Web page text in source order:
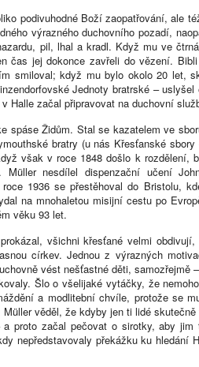
podivuhodné Boží zaopatřování, ale
výrazného duchovního pozadí,
pil, lhal a kradl. Když mu ve
čas jej dokonce zavřeli do vězení.
smiloval; když mu bylo okolo 20 let,
Jednoty bratrské – uslyšel
Halle začal připravovat na duchovní
spáse Židům. Stal se kazatelem ve
bratry (u nás Křesťanské
však v roce 1848 došlo k rozdělení,
nesdílel dispenzační učení
1936 se přestěhoval do Bristolu,
na mnohaletou misijní cestu po
věku 93 let.
všichni křesťané velmi obdivují,
církev. Jednou z výrazných
vést nešťastné děti, samozřejmě
Šlo o všelijaké vytáčky, že
a modlitební chvíle, protože se
věděl, že kdyby jen ti lidé skutečně
proto začal pečovat o sirotky, aby jim
nepředstavovaly překážku ku hledání